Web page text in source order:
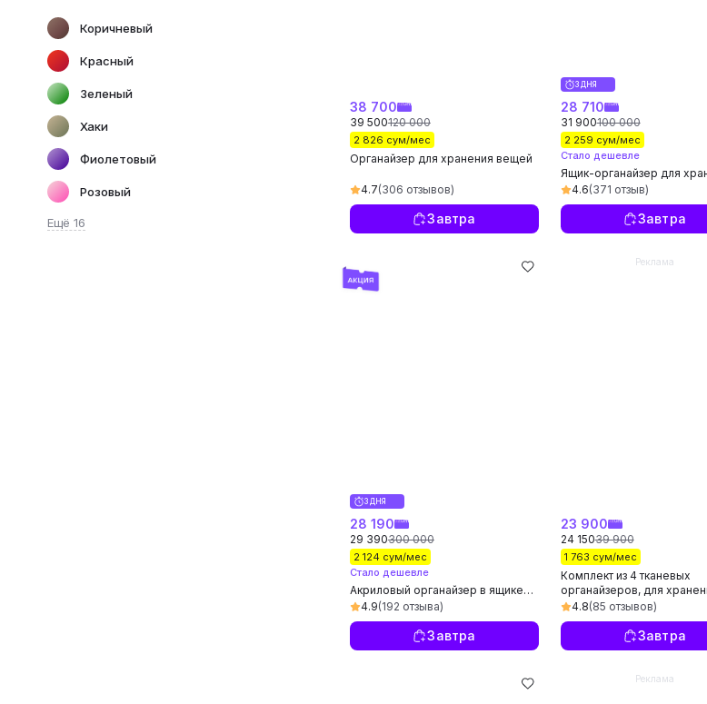
Коричневый
Красный
Зеленый
Хаки
Фиолетовый
Розовый
Ещё 16
38 700
39 500120 000
2 826 сум/мес
Органайзер для хранения вещей
4.7(306 отзывов)
Завтра
3 ДНЯ
28 710
31 900100 000
2 259 сум/мес
Стало дешевле
Ящик-органайзер для
вещей и белья, 50л/75л
4.6(371 отзыв)
Завтра
3 ДНЯ
28 190
29 390300 000
2 124 сум/мес
Стало дешевле
Акриловый органайзер в ящике
стола для хранения косметики,
канцелярских товаров,
4.9(192 отзыва)
Завтра
Реклама
23 900
24 15039 900
1 763 сум/мес
Комплект из 4 тканевых
органайзеров, для
белья, носков и маек,
раздельные ящики
4.8(85 отзывов)
Завтра
Реклама